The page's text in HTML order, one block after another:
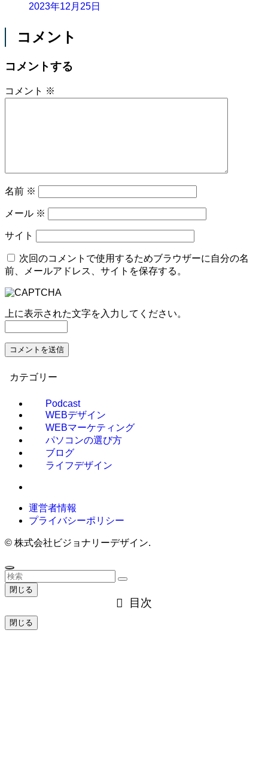
2023年12月25日
コメント
コメントする
コメント ※
名前 ※
メール ※
サイト
次回のコメントで使用するためブラウザーに自分の名
前、メールアドレス、サイトを保存する。
上に表示された文字を入力してください。
カテゴリー
Podcast
WEBデザイン
WEBマーケティング
パソコンの選び方
ブログ
ライフデザイン
運営者情報
プライバシーポリシー
© 株式会社ビジョナリーデザイン.
閉じる
目次
閉じる